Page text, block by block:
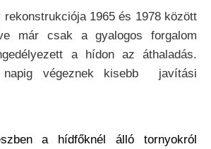
rekonstrukciója 1965 és 1978 között
már csak a gyalogos forgalom
a hídon az áthaladás.
végeznek kisebb javítási
a hídfőknél álló tornyokról